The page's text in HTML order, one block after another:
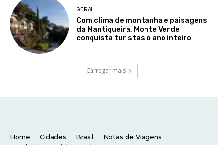
Home Cidades Brasil
Notas de Viagens